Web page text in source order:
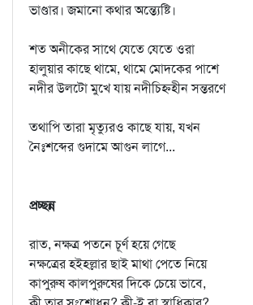
ভাণ্ডার। জমানো কথার অন্ত্যেষ্টি।
শত অনীকের সাথে যেতে যেতে ওরা
হালুয়ার কাছে থামে, থামে মোদকের পাশে
নদীর উলটো মুখে যায় নদীচিহ্নহীন সন্তরণে
তথাপি তারা মৃত্যুরও কাছে যায়, যখন
নৈঃশব্দের গুদামে আগুন লাগে...
প্রচ্ছন্ন
রাত, নক্ষত্র পতনে চূর্ণ হয়ে গেছে
নক্ষত্রের হইহল্লার ছাই মাথা পেতে নিয়ে
কাপুরুষ কালপুরুষের দিকে চেয়ে ভাবে,